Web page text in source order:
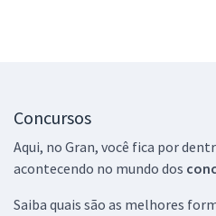
Concursos
Aqui, no Gran, você fica por
acontecendo no mundo dos
Saiba quais são as melhores